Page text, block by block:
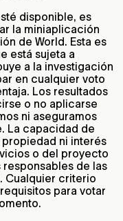
disponible, es
la miniaplicación
de World. Esta es
está sujeta a
a la investigación
en cualquier voto
Los resultados
o no aplicarse
ni aseguramos
La capacidad de
ni interés
o del proyecto
responsables de las
Cualquier criterio
para votar